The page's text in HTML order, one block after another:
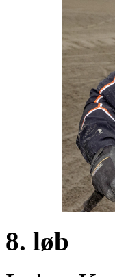
8. løb